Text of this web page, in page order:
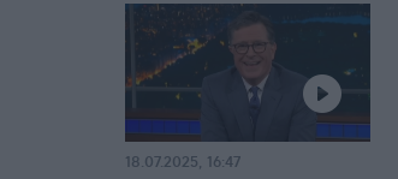
18.07.2025, 16:47